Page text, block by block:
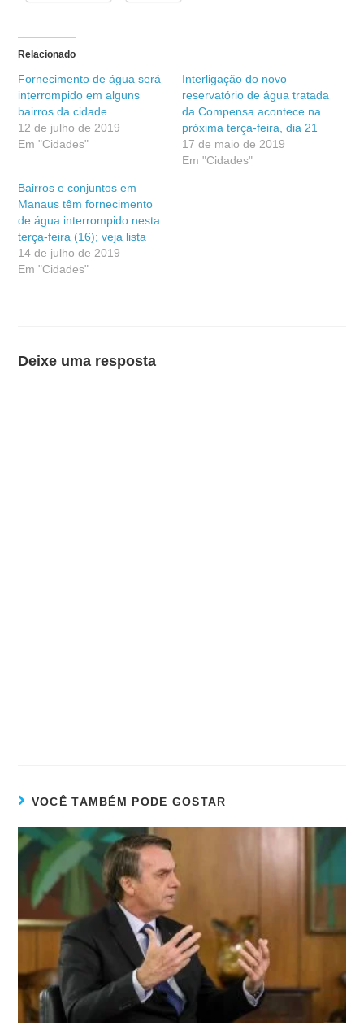
Relacionado
Fornecimento de água será
interrompido em alguns
bairros da cidade
12 de julho de 2019
Em "Cidades"
Interligação do novo
reservatório de água tratada
da Compensa acontece na
próxima terça-feira, dia 21
17 de maio de 2019
Em "Cidades"
Bairros e conjuntos em
Manaus têm fornecimento
de água interrompido nesta
terça-feira (16); veja lista
14 de julho de 2019
Em "Cidades"
Deixe uma resposta
VOCÊ TAMBÉM PODE GOSTAR